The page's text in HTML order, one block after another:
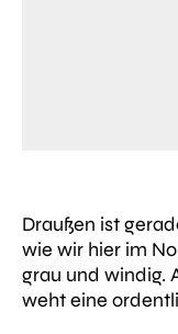
Draußen ist
wie wir hier im
grau und windig.
weht eine